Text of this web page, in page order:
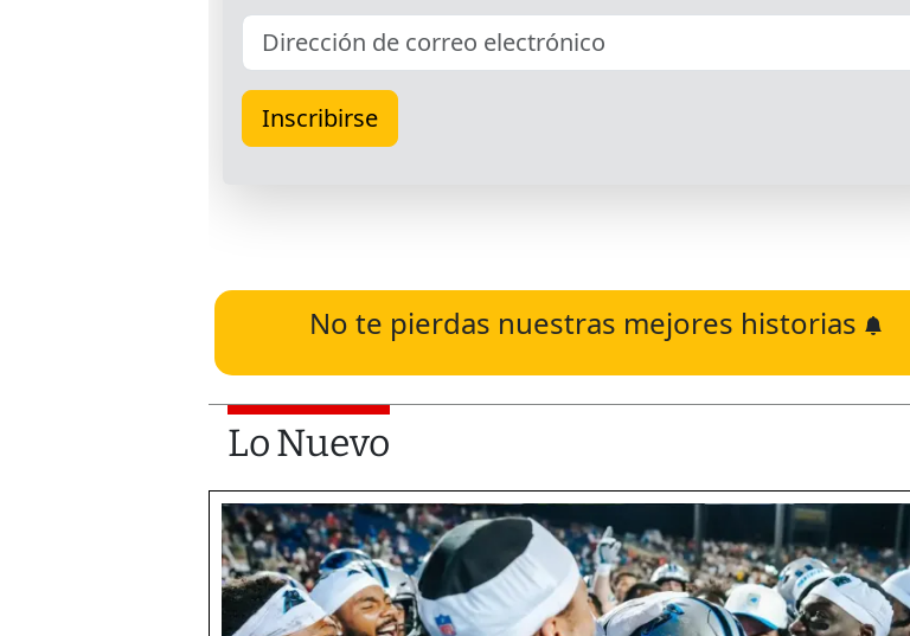
No te pierdas nuestras mejores historias
Lo Nuevo